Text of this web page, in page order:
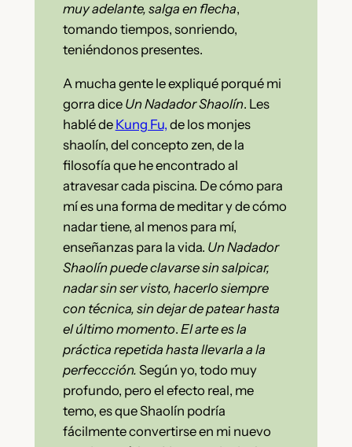
muy adelante, salga en flecha,
tomando tiempos, sonriendo,
teniéndonos presentes.
A mucha gente le expliqué porqué mi
gorra dice Un Nadador Shaolín. Les
hablé de Kung Fu, de los monjes
shaolín, del concepto zen, de la
filosofía que he encontrado al
atravesar cada piscina. De cómo para
mí es una forma de meditar y de cómo
nadar tiene, al menos para mí,
enseñanzas para la vida. Un Nadador
Shaolín puede clavarse sin salpicar,
nadar sin ser visto, hacerlo siempre
con técnica, sin dejar de patear hasta
el último momento. El arte es la
práctica repetida hasta llevarla a la
perfeccción. Según yo, todo muy
profundo, pero el efecto real, me
temo, es que Shaolín podría
fácilmente convertirse en mi nuevo